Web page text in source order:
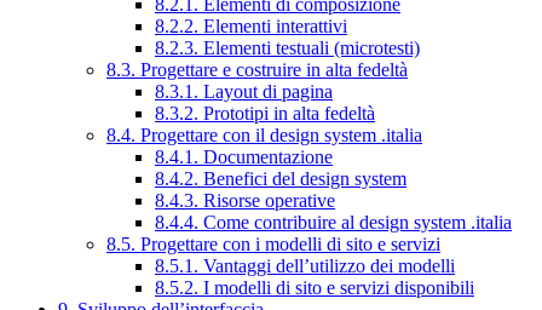
8.2.1. Elementi di composizione
8.2.2. Elementi interattivi
8.2.3. Elementi testuali (microtesti)
8.3. Progettare e costruire in alta fedeltà
8.3.1. Layout di pagina
8.3.2. Prototipi in alta fedeltà
8.4. Progettare con il design system .italia
8.4.1. Documentazione
8.4.2. Benefici del design system
8.4.3. Risorse operative
8.4.4. Come contribuire al design system .italia
8.5. Progettare con i modelli di sito e servizi
8.5.1. Vantaggi dell’utilizzo dei modelli
8.5.2. I modelli di sito e servizi disponibili